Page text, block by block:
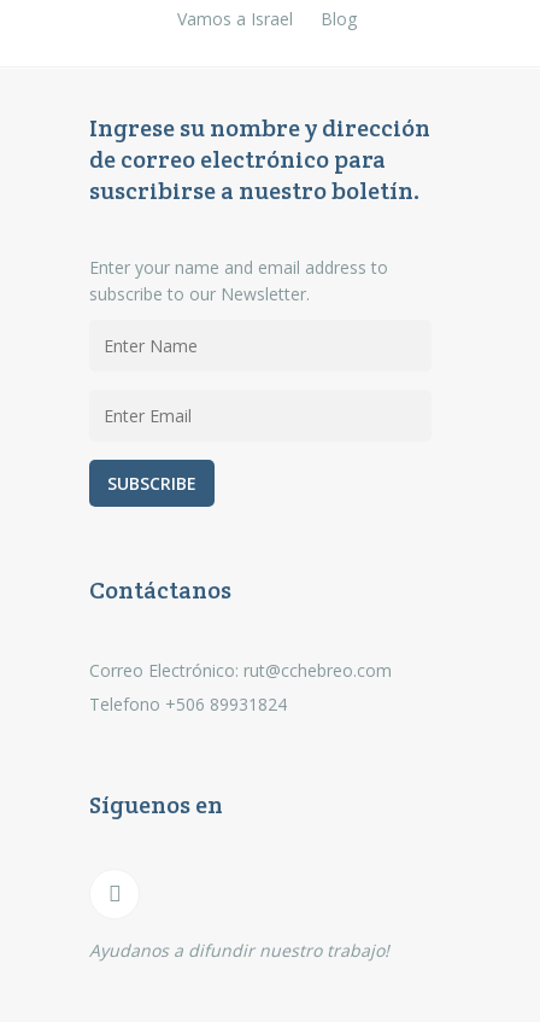
Vamos a Israel
Blog
Ingrese su nombre y dirección
de correo electrónico para
suscribirse a nuestro boletín.
Enter your name and email address to
subscribe to our Newsletter.
Contáctanos
Correo Electrónico: rut@cchebreo.com
Telefono +506 89931824
Síguenos en
Ayudanos a difundir nuestro trabajo!